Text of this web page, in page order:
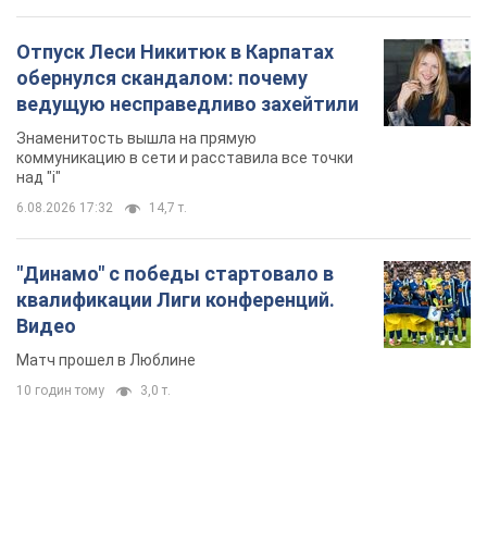
Отпуск Леси Никитюк в Карпатах
обернулся скандалом: почему
ведущую несправедливо захейтили
Знаменитость вышла на прямую
коммуникацию в сети и расставила все точки
над "i"
6.08.2026 17:32 14,7 т.
"Динамо" с победы стартовало в
квалификации Лиги конференций.
Видео
Матч прошел в Люблине
10 годин тому 3,0 т.